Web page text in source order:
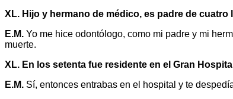
XL. Hijo y hermano de médico, es padre de
E.M. Yo me hice odontólogo, como mi padre y mi
muerte.
XL. En los setenta fue residente en el Gran
E.M. Sí, entonces entrabas en el hospital y te